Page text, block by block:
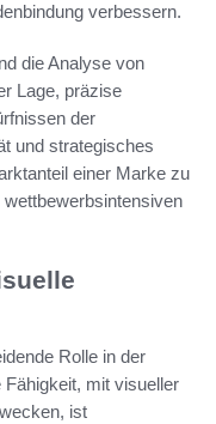
verbessern.
die Analyse von
Lage, präzise
der
und strategisches
einer Marke zu
Rolle in der
mit visueller
ist